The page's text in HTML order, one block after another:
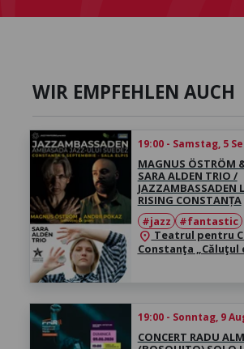
WIR EMPFEHLEN AUCH
19:00 - Samstag, 5
MAGNUS ÖSTRÖM
SARA ALDEN TRIO /
JAZZAMBASSADEN
RISING CONSTANȚA
#jazz
#fantastic
location_on Teatrul pentru
Constanţa „Căluţul
19:00 - Sonntag, 9
CONCERT RADU